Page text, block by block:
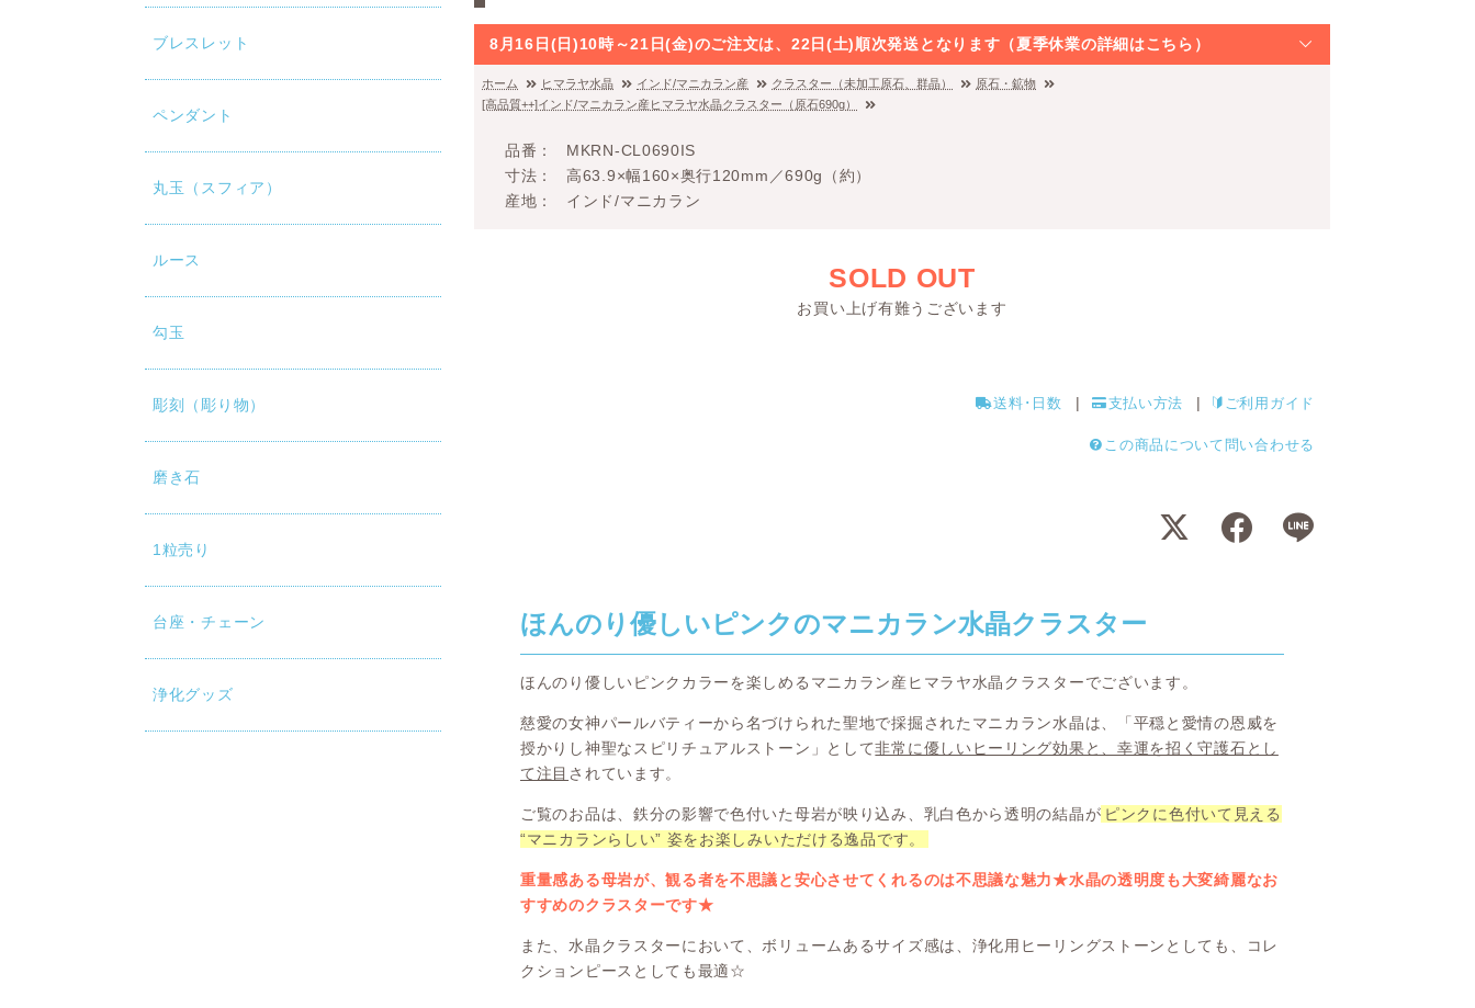
ブレスレット
ペンダント
丸玉（スフィア）
ルース
勾玉
彫刻（彫り物）
磨き石
1粒売り
台座・チェーン
浄化グッズ
8月16日(日)10時～21日(金)のご注文は、22日(土)順次発送となります（夏季休業の詳細はこちら）
ホーム ヒマラヤ水晶 インド/マニカラン産 クラスター（未加工原石、群晶）
原石・鉱物
[高品質++]インド/マニカラン産ヒマラヤ水晶クラスター（原石690g）
品番
MKRN-CL0690IS
寸法
高63.9×幅160×奥行120mm／690g（約）
産地
インド/マニカラン
SOLD OUT
お買い上げ有難うございます
送料･日数 支払い方法 ご利用ガイド
この商品について問い合わせる
ほんのり優しいピンクのマニカラン水晶クラスター
ほんのり優しいピンクカラーを楽しめるマニカラン産ヒマラヤ水晶クラスターでございます。
慈愛の女神パールバティーから名づけられた聖地で採掘されたマニカラン水晶は、「平穏と愛情の恩威を
授かりし神聖なスピリチュアルストーン」として非常に優しいヒーリング効果と、幸運を招く守護石とし
て注目 されています。
ご覧のお品は、鉄分の影響で色付いた母岩が映り込み、乳白色から透明の結晶が ピンクに色付いて見える
“マニカランらしい” 姿をお楽しみいただける逸品です。
重量感ある母岩が、観る者を不思議と安心させてくれるのは不思議な魅力★水晶の透明度も大変綺麗なお
すすめのクラスターです★
また、水晶クラスターにおいて、ボリュームあるサイズ感は、浄化用ヒーリングストーンとしても、コレ
クションピースとしても最適☆